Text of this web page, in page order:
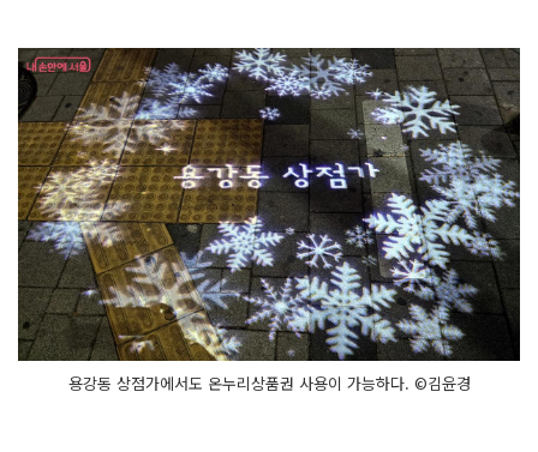
용강동 상점가에서도 온누리상품권 사용이 가능하다. ©김윤경